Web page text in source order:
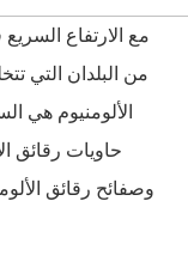
مع الارتفاع
من البلدان التي
الألومنيوم هي
حاويات رقائق
وصفائح رقائق